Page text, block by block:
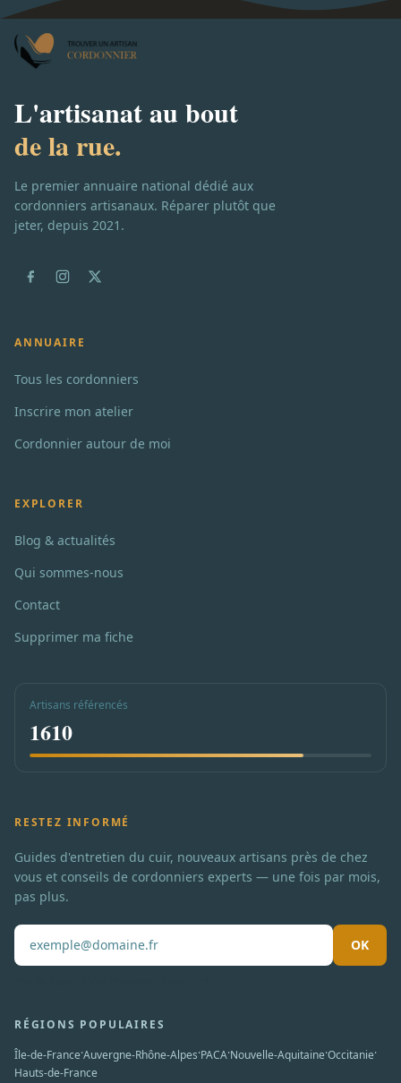
L'artisanat au bout
de la rue.
Le premier annuaire national dédié aux
cordonniers artisanaux. Réparer plutôt que
jeter, depuis 2021.
ANNUAIRE
Tous les cordonniers
Inscrire mon atelier
Cordonnier autour de moi
EXPLORER
Blog & actualités
Qui sommes-nous
Contact
Supprimer ma fiche
Artisans référencés
1610
RESTEZ INFORMÉ
Guides d'entretien du cuir, nouveaux artisans près de chez
vous et conseils de cordonniers experts — une fois par mois,
pas plus.
OK
RÉGIONS POPULAIRES
Île-de-France·Auvergne-Rhône-Alpes·PACA·Nouvelle-Aquitaine·Occitanie·
Hauts-de-France